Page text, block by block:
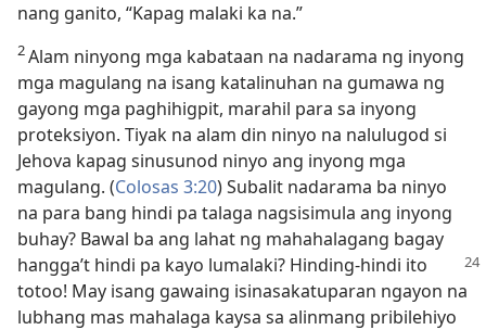
nang ganito, “Kapag malaki ka na.”
2Alam ninyong mga kabataan na nadarama ng inyong
mga magulang na isang katalinuhan na gumawa ng
gayong mga paghihigpit, marahil para sa inyong
proteksiyon. Tiyak na alam din ninyo na nalulugod si
Jehova kapag sinusunod ninyo ang inyong mga
magulang. (Colosas 3:20) Subalit nadarama ba ninyo
na para bang hindi pa talaga nagsisimula ang inyong
buhay? Bawal ba ang lahat ng mahahalagang bagay
hangga’t hindi pa kayo lumalaki? Hinding-hindi ito
totoo! May isang gawaing isinasakatuparan ngayon na
lubhang mas mahalaga kaysa sa alinmang pribilehiyo